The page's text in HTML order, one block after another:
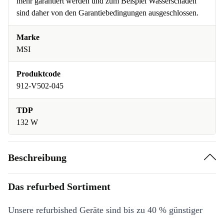
sind daher von den Garantiebedingungen ausgeschlossen.
Marke
MSI
Produktcode
912-V502-045
TDP
132 W
Beschreibung
Das refurbed Sortiment
Unsere refurbished Geräte sind bis zu 40 % günstiger